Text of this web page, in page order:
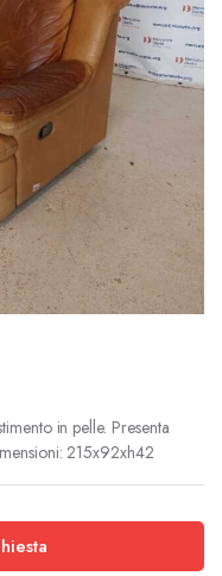
in pelle. Presenta
215x92xh42